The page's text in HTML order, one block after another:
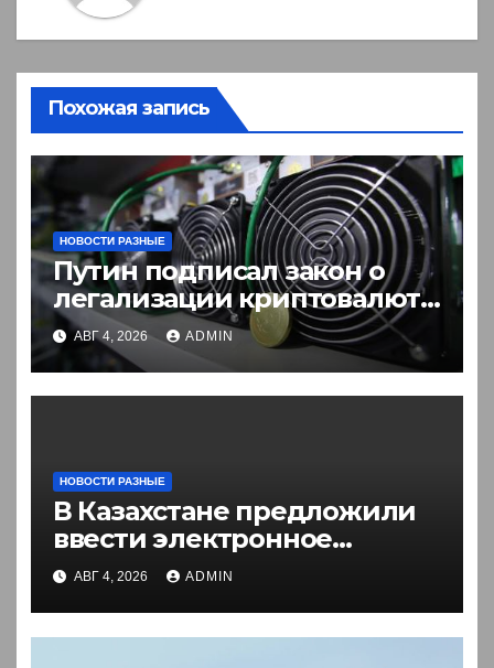
Похожая запись
НОВОСТИ РАЗНЫЕ
Путин подписал закон о
легализации криптовалют
в России. Что нужно знать
АВГ 4, 2026 ADMIN
НОВОСТИ РАЗНЫЕ
В Казахстане предложили
ввести электронное
разрешение на въезд для
иностранцев
АВГ 4, 2026 ADMIN